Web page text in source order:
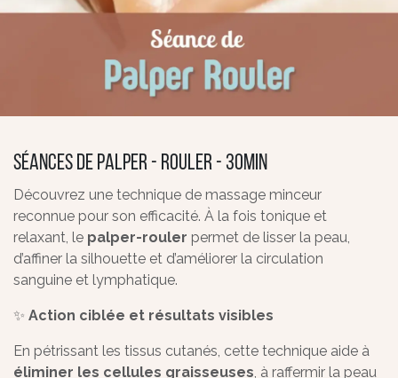
Séances de Palper - Rouler - 30MIN
Découvrez une technique de massage minceur
reconnue pour son efficacité. À la fois tonique et
relaxant, le palper-rouler permet de lisser la peau,
d’affiner la silhouette et d’améliorer la circulation
sanguine et lymphatique.
✨ Action ciblée et résultats visibles
En pétrissant les tissus cutanés, cette technique aide à
éliminer les cellules graisseuses, à raffermir la peau